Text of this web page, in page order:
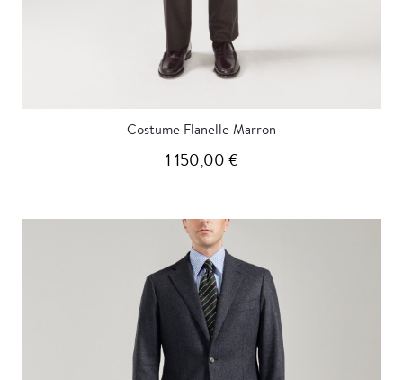
Costume Flanelle Marron
1 150,00 €